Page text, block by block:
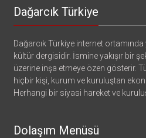
Dağarcık Türkiye
Dağarcık Türkiye internet
kültür dergisidir. İsmine yakışır bir
üzerine inşa etmeye özen gösterir.
hiçbir kişi, kurum ve kuruluştan
Herhangi bir siyasi hareket ve
Dolaşım Menüsü